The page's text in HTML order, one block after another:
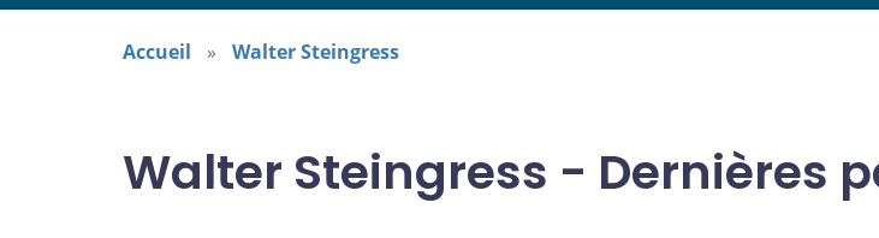
Accueil Walter Steingress
Walter Steingress - Dernières